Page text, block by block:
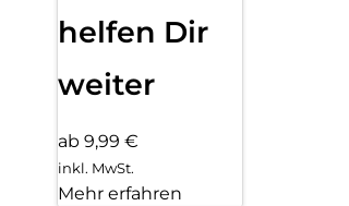
helfen Dir
weiter
ab 9,99 €
inkl. MwSt.
Mehr erfahren